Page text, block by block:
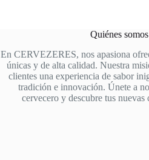
Quiénes somos
En CERVEZERES, nos apasiona
únicas y de alta calidad. Nuestra
clientes una experiencia de sabor
tradición e innovación. Únete a
cervecero y descubre tus nuevas